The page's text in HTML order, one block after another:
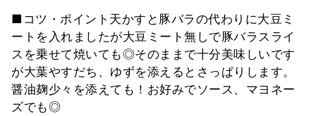
■コツ・ポイント天かすと豚バラの代わりに大豆ミ
ートを入れましたが大豆ミート無しで豚バラスライ
スを乗せて焼いても◎そのままで十分美味しいです
が大葉やすだち、ゆずを添えるとさっぱりします。
醤油麹少々を添えても！お好みでソース、マヨネー
ズでも◎